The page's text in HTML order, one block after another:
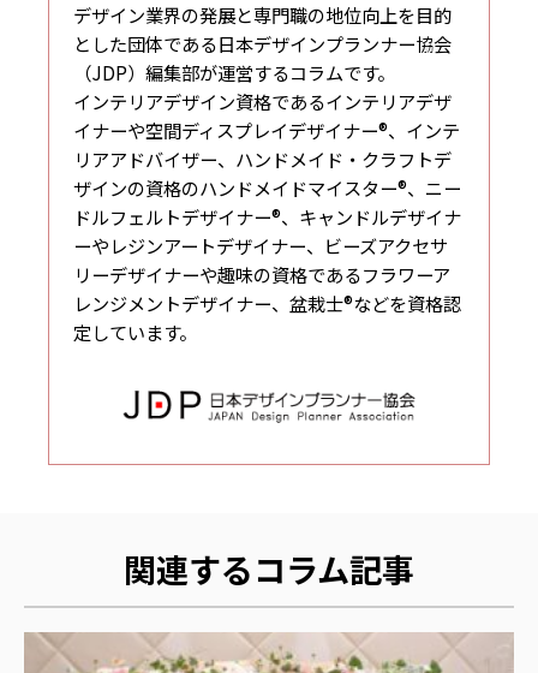
デザイン業界の発展と専門職の地位向上を目的
とした団体である日本デザインプランナー協会
（JDP）編集部が運営するコラムです。
インテリアデザイン資格であるインテリアデザ
イナーや空間ディスプレイデザイナー®、インテ
リアアドバイザー、ハンドメイド・クラフトデ
ザインの資格のハンドメイドマイスター®、ニー
ドルフェルトデザイナー®、キャンドルデザイナ
ーやレジンアートデザイナー、ビーズアクセサ
リーデザイナーや趣味の資格であるフラワーア
レンジメントデザイナー、盆栽士®などを資格認
定しています。
関連するコラム記事